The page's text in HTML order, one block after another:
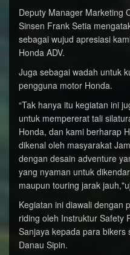
Deputy Manager Marketing
Sinsen Frank Setia
sebagai wujud apresiasi
Honda ADV.
Juga sebagai wadah untuk
pengguna motor Honda.
“Tak hanya itu kegiatan ini
untuk mempererat tali
Honda, dan kami berharap
dikenal oleh masyarakat
dengan desain adventure
yang nyaman untuk
maupun touring jarak
Kegiatan ini diawali dengan
riding oleh Instruktur Safety
Sanjaya kepada para bikers
Danau Sipin.